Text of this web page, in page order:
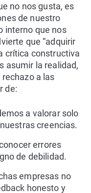
no nos gusta, es
de nuestro
interno que nos
que “adquirir
crítica constructiva
asumir la realidad,
rechazo a las
de:
a valorar solo
creencias.
errores
de debilidad.
empresas no
honesto y